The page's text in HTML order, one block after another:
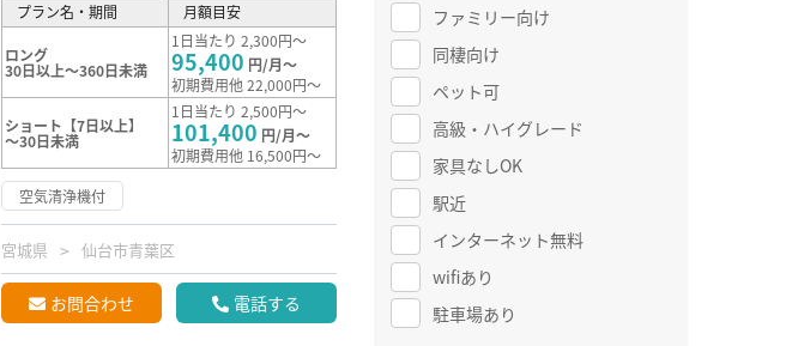
プラン名・期間 月額目安
ロング
30日以上～360日未満
1日当たり 2,300円～
95,400 円/月～
初期費用他 22,000円～
ショート【7日以上】
～30日未満
1日当たり 2,500円～
101,400 円/月～
初期費用他 16,500円～
空気清浄機付
宮城県 仙台市青葉区
お問合わせ 電話する
ファミリー向け
同棲向け
ペット可
高級・ハイグレード
家具なしOK
駅近
インターネット無料
wifiあり
駐車場あり